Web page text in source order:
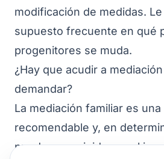
modificación de medidas.
supuesto frecuente en qué
progenitores se muda.
¿Hay que acudir a
demandar?
La mediación familiar es una
recomendable y, en
puede ser exigida por el